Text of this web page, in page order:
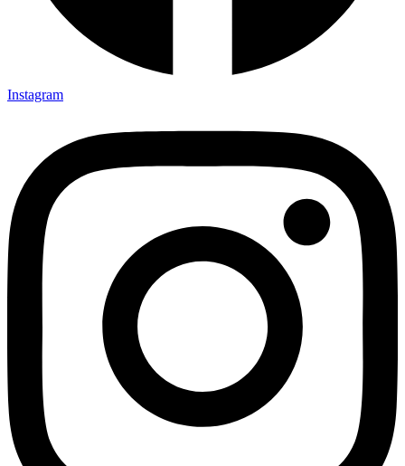
Instagram